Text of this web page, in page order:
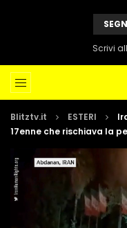
Scrivi
Blitztv.it ESTERI
17enne che rischiava la